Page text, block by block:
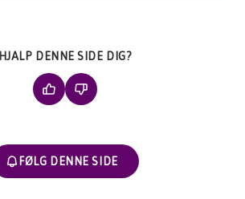
HJALP DENNE SIDE DIG?
FØLG DENNE SIDE